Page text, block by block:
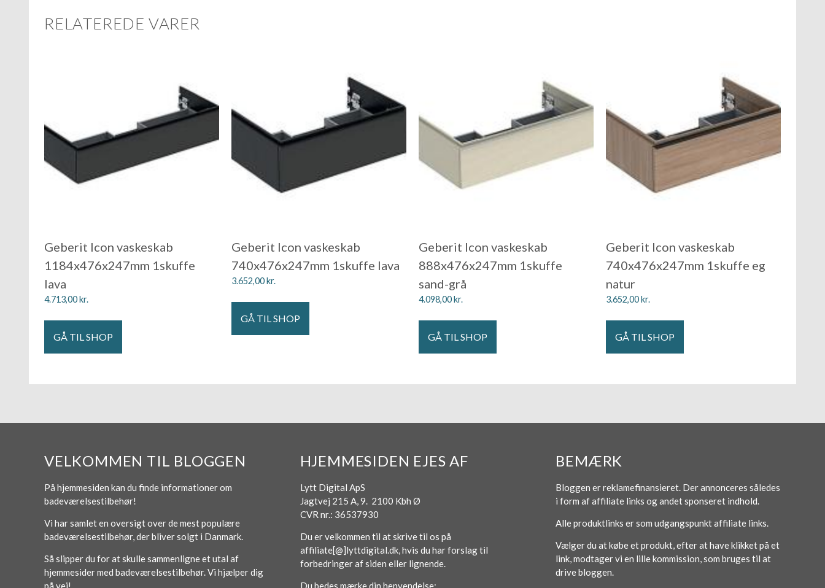
RELATEREDE VARER
Geberit Icon vaskeskab
1184x476x247mm 1skuffe
lava
4.713,00kr.
GÅ TIL SHOP
Geberit Icon vaskeskab
740x476x247mm 1skuffe lava
3.652,00kr.
GÅ TIL SHOP
Geberit Icon vaskeskab
888x476x247mm 1skuffe
sand-grå
4.098,00kr.
GÅ TIL SHOP
Geberit Icon vaskeskab
740x476x247mm 1skuffe eg
natur
3.652,00kr.
GÅ TIL SHOP
VELKOMMEN TIL BLOGGEN
På hjemmesiden kan du finde informationer om
badeværelsestilbehør!
Vi har samlet en oversigt over de mest populære
badeværelsestilbehør, der bliver solgt i Danmark.
Så slipper du for at skulle sammenligne et utal af
hjemmesider med badeværelsestilbehør. Vi hjælper dig
HJEMMESIDEN EJES AF
Lytt Digital ApS
Jagtvej 215 A, 9. 2100 Kbh Ø
CVR nr.: 36537930
Du er velkommen til at skrive til os på
affiliate[@]lyttdigital.dk, hvis du har forslag til
forbedringer af siden eller lignende.
BEMÆRK
Bloggen er reklamefinansieret. Der annonceres således
i form af affiliate links og andet sponseret indhold.
Alle produktlinks er som udgangspunkt affiliate links.
Vælger du at købe et produkt, efter at have klikket på et
link, modtager vi en lille kommission, som bruges til at
drive bloggen.